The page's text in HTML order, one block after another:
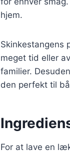
hjem.
Skinkestangens
meget tid eller
familier.
den perfekt til
For at lave en